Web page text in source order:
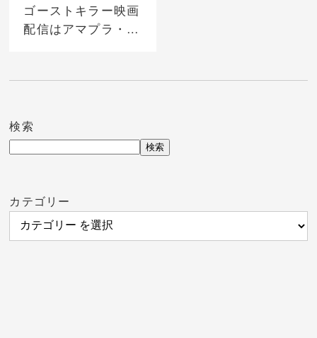
ゴーストキラー映画
配信はアマプラ・ネ
視聴する方法
検索
検索
カテゴリー